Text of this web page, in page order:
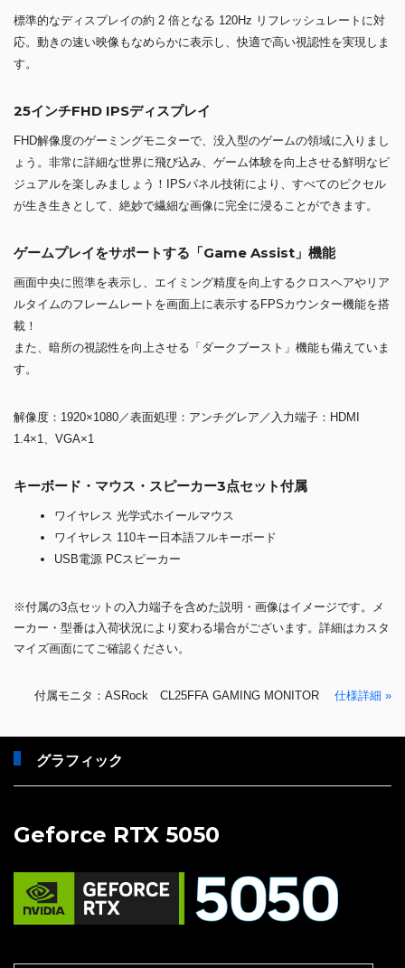
標準的なディスプレイの約 2 倍となる 120Hz リフレッシュレートに対
応。動きの速い映像もなめらかに表示し、快適で高い視認性を実現しま
す。
25インチFHD IPSディスプレイ
FHD解像度のゲーミングモニターで、没入型のゲームの領域に入りまし
ょう。非常に詳細な世界に飛び込み、ゲーム体験を向上させる鮮明なビ
ジュアルを楽しみましょう！IPSパネル技術により、すべてのピクセル
が生き生きとして、絶妙で繊細な画像に完全に浸ることができます。
ゲームプレイをサポートする「Game Assist」機能
画面中央に照準を表示し、エイミング精度を向上するクロスヘアやリア
ルタイムのフレームレートを画面上に表示するFPSカウンター機能を搭
載！
また、暗所の視認性を向上させる「ダークブースト」機能も備えていま
す。
解像度：1920×1080／表面処理：アンチグレア／入力端子：HDMI
1.4×1、VGA×1
キーボード・マウス・スピーカー3点セット付属
ワイヤレス 光学式ホイールマウス
ワイヤレス 110キー日本語フルキーボード
USB電源 PCスピーカー
※付属の3点セットの入力端子を含めた説明・画像はイメージです。メ
ーカー・型番は入荷状況により変わる場合がございます。詳細はカスタ
マイズ画面にてご確認ください。
付属モニタ：ASRock CL25FFA GAMING MONITOR 仕様詳細 »
グラフィック
Geforce RTX 5050